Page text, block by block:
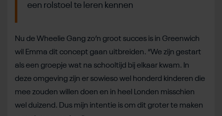
een rolstoel te leren kennen
Nu de Wheelie Gang zo’n groot succes is in Greenwich
wil Emma dit concept gaan uitbreiden. “We zijn gestart
als een groepje wat na schooltijd bij elkaar kwam. In
deze omgeving zijn er sowieso wel honderd kinderen die
mee zouden willen doen en in heel Londen misschien
wel duizend. Dus mijn intentie is om dit groter te maken